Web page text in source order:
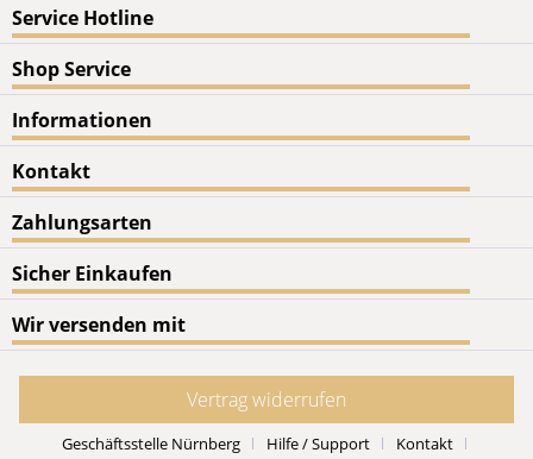
Service Hotline
Shop Service
Informationen
Kontakt
Zahlungsarten
Sicher Einkaufen
Wir versenden mit
Vertrag widerrufen
Geschäftsstelle Nürnberg Hilfe / Support Kontakt